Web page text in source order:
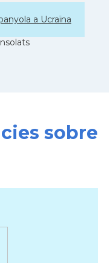
a Ucraïna
sobre